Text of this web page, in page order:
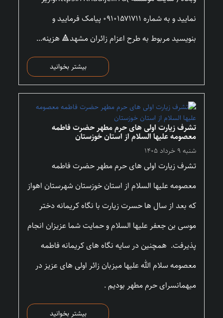
نمایید و به شماره ۰۹۱۰۱۵۷۱۷۱۱ پیامک فرمایید و
بنویسید مربوط به طرح اعزام زائران مشهد🔺 هزینه...
بیشتر بخوانید
تشرف زیارت اولی های حرم مطهر حضرت فاطمه
معصومه علیها السلام از استان خوزستان
شنبه ۹ خرداد ۱۴۰۵
تشرف زیارت اولی های حرم مطهر حضرت فاطمه
معصومه علیها السلام از استان خوزستان شهرستان اهواز
که بعد از سال ها حسرت زیارت با نگاه کریمانه دختر
موسی بن جعفر علیها السلام و حمایت شما عزیزان انجام
پذیرفت. همچنین در سایه نگاه های کریمانه فاطمه
معصومه سلام الله علیها میزبان زائر اولی های عزیز در
میهمانسرای حرم مطهر بودیم .
بیشتر بخوانید